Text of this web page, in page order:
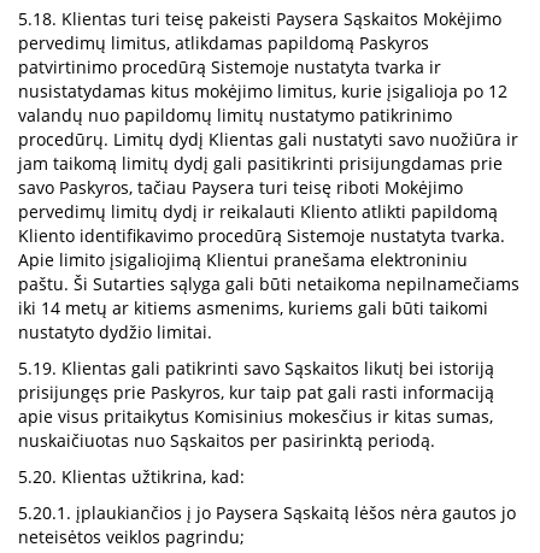
5.18. Klientas turi teisę pakeisti Paysera Sąskaitos Mokėjimo
pervedimų limitus, atlikdamas papildomą Paskyros
patvirtinimo procedūrą Sistemoje nustatyta tvarka ir
nusistatydamas kitus mokėjimo limitus, kurie įsigalioja po 12
valandų nuo papildomų limitų nustatymo patikrinimo
procedūrų. Limitų dydį Klientas gali nustatyti savo nuožiūra ir
jam taikomą limitų dydį gali pasitikrinti prisijungdamas prie
savo Paskyros, tačiau Paysera turi teisę riboti Mokėjimo
pervedimų limitų dydį ir reikalauti Kliento atlikti papildomą
Kliento identifikavimo procedūrą Sistemoje nustatyta tvarka.
Apie limito įsigaliojimą Klientui pranešama elektroniniu
paštu. Ši Sutarties sąlyga gali būti netaikoma nepilnamečiams
iki 14 metų ar kitiems asmenims, kuriems gali būti taikomi
nustatyto dydžio limitai.
5.19. Klientas gali patikrinti savo Sąskaitos likutį bei istoriją
prisijungęs prie Paskyros, kur taip pat gali rasti informaciją
apie visus pritaikytus Komisinius mokesčius ir kitas sumas,
nuskaičiuotas nuo Sąskaitos per pasirinktą periodą.
5.20. Klientas užtikrina, kad:
5.20.1. įplaukiančios į jo Paysera Sąskaitą lėšos nėra gautos jo
neteisėtos veiklos pagrindu;